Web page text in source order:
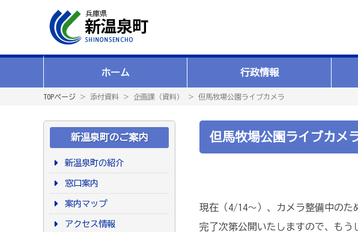
ホーム 行政情報
TOPページ ＞ 添付資料 ＞ 企画課（資料） ＞ 但馬牧場公園ライブカメラ
新温泉町のご案内
新温泉町の紹介
窓口案内
案内マップ
アクセス情報
但馬牧場公園ライブカメ
現在（4/14～）、カメラ整備中のた
完了次第公開いたしますので、もう